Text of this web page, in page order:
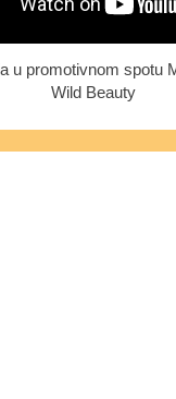
u promotivnom spotu
Wild Beauty